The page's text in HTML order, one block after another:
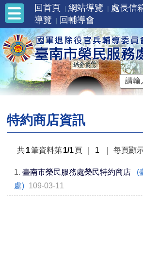
回首頁 網站導覽 處長信
導覽
回輔導會
特約商店資訊
共1筆資料第1/1頁 1 每頁顯
1. 臺南市榮民服務處榮民特約商店
(
處) 109-03-11